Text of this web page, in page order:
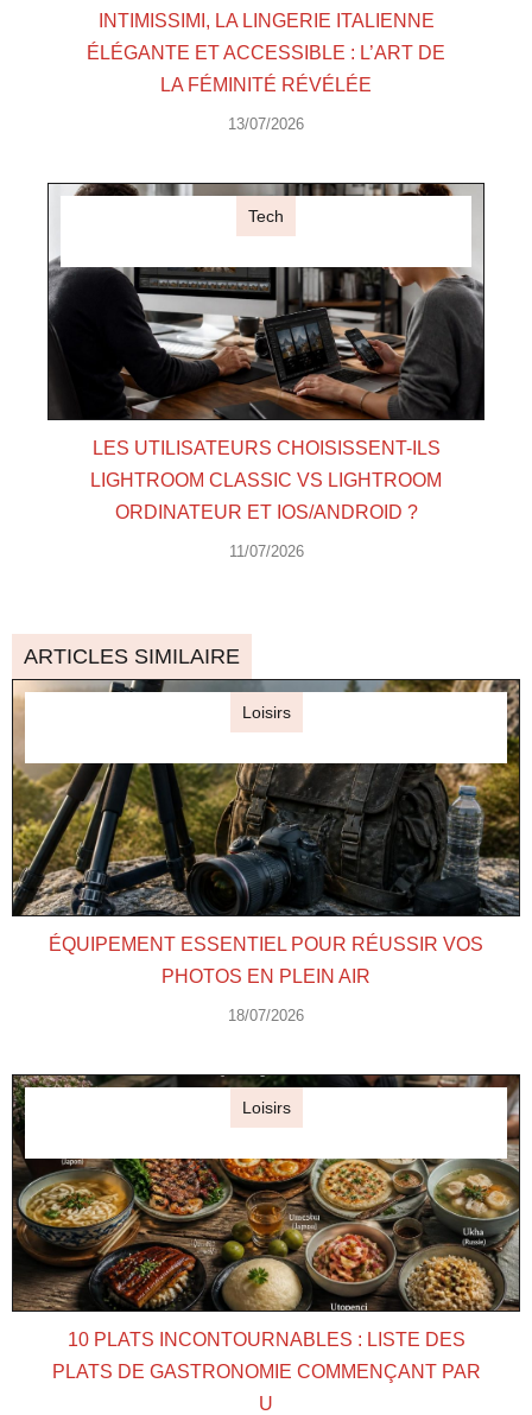
INTIMISSIMI, LA LINGERIE ITALIENNE
ÉLÉGANTE ET ACCESSIBLE : L’ART DE
LA FÉMINITÉ RÉVÉLÉE
13/07/2026
Tech
LES UTILISATEURS CHOISISSENT-ILS
LIGHTROOM CLASSIC VS LIGHTROOM
ORDINATEUR ET IOS/ANDROID ?
11/07/2026
ARTICLES SIMILAIRE
Loisirs
ÉQUIPEMENT ESSENTIEL POUR RÉUSSIR VOS
PHOTOS EN PLEIN AIR
18/07/2026
Loisirs
10 PLATS INCONTOURNABLES : LISTE DES
PLATS DE GASTRONOMIE COMMENÇANT PAR
U